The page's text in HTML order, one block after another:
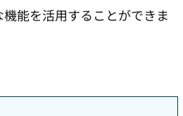
能を活用することができま